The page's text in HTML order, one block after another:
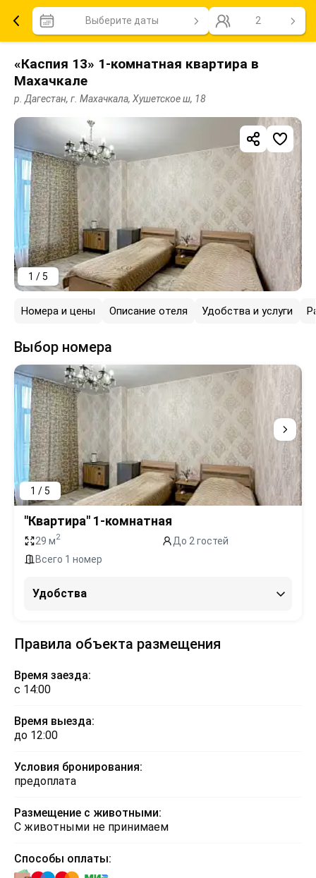
Выберите даты 2
«Каспия 13» 1-комнатная квартира в
Махачкале
р. Дагестан, г. Махачкала, Хушетское ш, 18
1 / 5
Номера и цены Описание отеля Удобства и услуги
Выбор номера
1 / 5
"Квартира" 1-комнатная
29 м2
До 2 гостей
Всего 1 номер
Удобства
Правила объекта размещения
Время заезда:
с 14:00
Время выезда:
до 12:00
Условия бронирования:
предоплата
Размещение с животными:
С животными не принимаем
Способы оплаты: